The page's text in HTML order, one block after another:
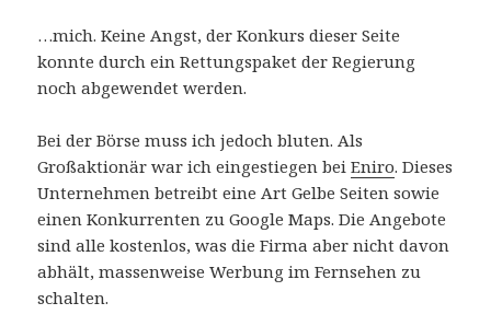
…mich. Keine Angst, der Konkurs dieser Seite
konnte durch ein Rettungspaket der Regierung
noch abgewendet werden.
Bei der Börse muss ich jedoch bluten. Als
Großaktionär war ich eingestiegen beiEniro. Dieses
Unternehmen betreibt eine Art Gelbe Seiten sowie
einen Konkurrenten zu Google Maps. Die Angebote
sind alle kostenlos, was die Firma aber nicht davon
abhält, massenweise Werbung im Fernsehen zu
schalten.